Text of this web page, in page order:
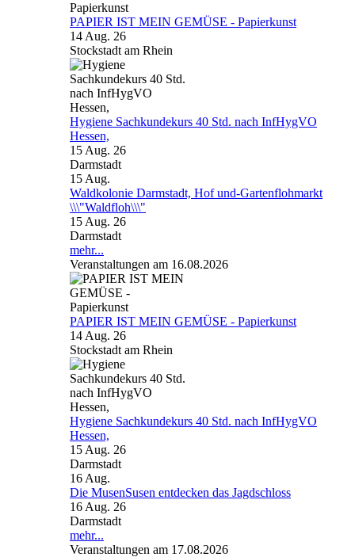
PAPIER IST MEIN GEMÜSE - Papierkunst
14 Aug. 26
Stockstadt am Rhein
Hygiene Sachkundekurs 40 Std. nach InfHygVO
Hessen,
15 Aug. 26
Darmstadt
15 Aug.
Waldkolonie Darmstadt, Hof und-Gartenflohmarkt
\\\"Waldfloh\\\"
15 Aug. 26
Darmstadt
mehr...
Veranstaltungen am 16.08.2026
PAPIER IST MEIN GEMÜSE - Papierkunst
14 Aug. 26
Stockstadt am Rhein
Hygiene Sachkundekurs 40 Std. nach InfHygVO
Hessen,
15 Aug. 26
Darmstadt
16 Aug.
Die MusenSusen entdecken das Jagdschloss
16 Aug. 26
Darmstadt
mehr...
Veranstaltungen am 17.08.2026